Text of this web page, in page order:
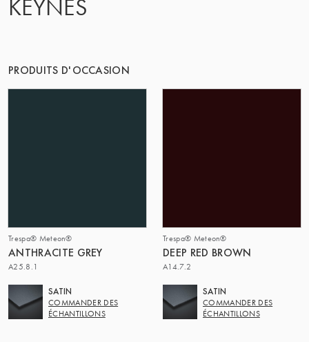
KEYNES
PRODUITS D'OCCASION
Trespa® Meteon®
ANTHRACITE GREY
A25.8.1
SATIN
COMMANDER DES
ÉCHANTILLONS
Trespa® Meteon®
DEEP RED BROWN
A14.7.2
SATIN
COMMANDER DES
ÉCHANTILLONS